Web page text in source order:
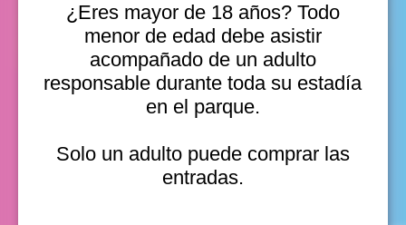
¿Eres mayor de 18 años? Todo
menor de edad debe asistir
acompañado de un adulto
responsable durante toda su estadía
en el parque.
Solo un adulto puede comprar las
entradas.
vie, 07 ago, 10:00 a. m.
vie, 07 ago, 11:00 a. m.
vie, 07 ago, 12:00 p. m.
Ver 22
fechas